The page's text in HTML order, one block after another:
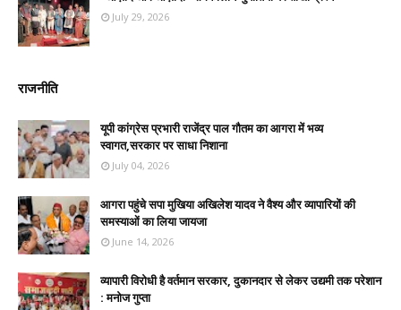
July 29, 2026
राजनीति
यूपी कांग्रेस प्रभारी राजेंद्र पाल गौतम का आगरा में भव्य
स्वागत,सरकार पर साधा निशाना
July 04, 2026
आगरा पहुंचे सपा मुखिया अखिलेश यादव ने वैश्य और व्यापारियों की
समस्याओं का लिया जायजा
June 14, 2026
व्यापारी विरोधी है वर्तमान सरकार, दुकानदार से लेकर उद्यमी तक परेशान
: मनोज गुप्ता